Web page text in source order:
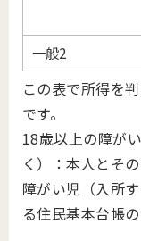
一般2
この表で所得を
です。
18歳以上の障が
く）：本人とそ
障がい児（入所
る住民基本台帳